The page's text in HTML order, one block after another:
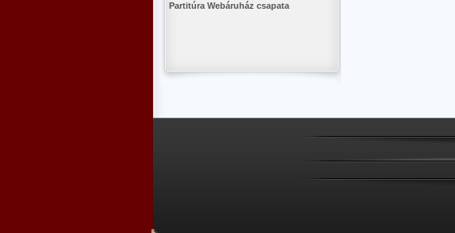
Partitúra Webáruház csapata